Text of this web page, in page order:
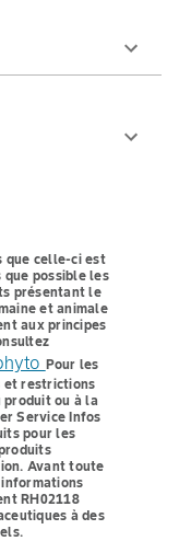
que celle-ci est
possible les
présentant le
et animale
aux principes
Pour les
et restrictions
ou à la
Service Infos
pour les
Avant toute
RH02118
à des